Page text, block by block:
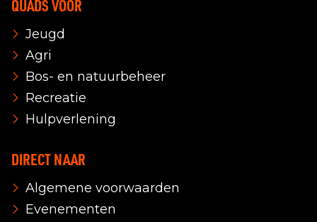
QUADS VOOR
Jeugd
Agri
Bos- en natuurbeheer
Recreatie
Hulpverlening
DIRECT NAAR
Algemene voorwaarden
Evenementen